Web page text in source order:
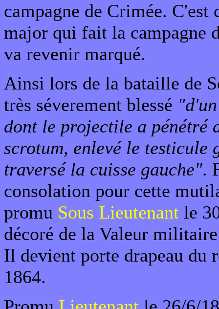
campagne de Crimée. C'est
major qui fait la campagne
va revenir marqué.
Ainsi lors de la bataille de
très séverement blessé
dont le projectile a pénétré
scrotum, enlevé le testicule
traversé la cuisse gauche".
consolation pour cette
promu Sous Lieutenant le
décoré de la Valeur
Il devient porte drapeau du
1864.